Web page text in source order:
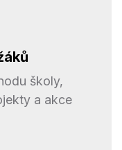
školy,
a akce